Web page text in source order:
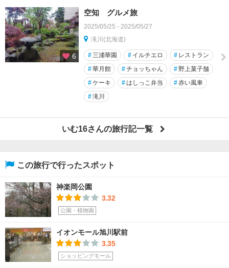
6
空知 グルメ旅
2025/05/25 - 2025/05/27
滝川(北海道)
#三浦華園 # イルチエロ # レストラン
#華月館 #チョッちゃん #野上菓子舗
#ケーキ #はしっこ弁当 #赤い風車
#滝川
いむ16さんの旅行記一覧
この旅行で行ったスポット
神楽岡公園
3.32
公園・植物園
イオンモール旭川駅前
3.35
ショッピングモール